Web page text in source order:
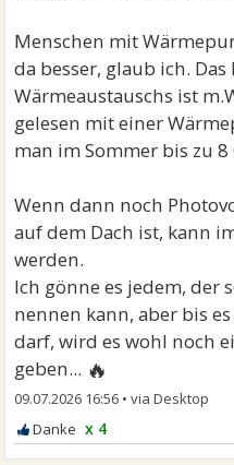
Menschen mit
da besser, glaub ich.
Wärmeaustauschs ist
gelesen mit einer
man im Sommer bis zu
Wenn dann noch
auf dem Dach ist, kann
werden.
Ich gönne es jedem, der
nennen kann, aber bis
darf, wird es wohl noch
geben... 🔥
09.07.2026 16:56 •
x 4